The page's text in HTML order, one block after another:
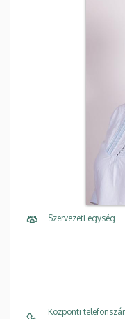
Szervezeti egység
Központi